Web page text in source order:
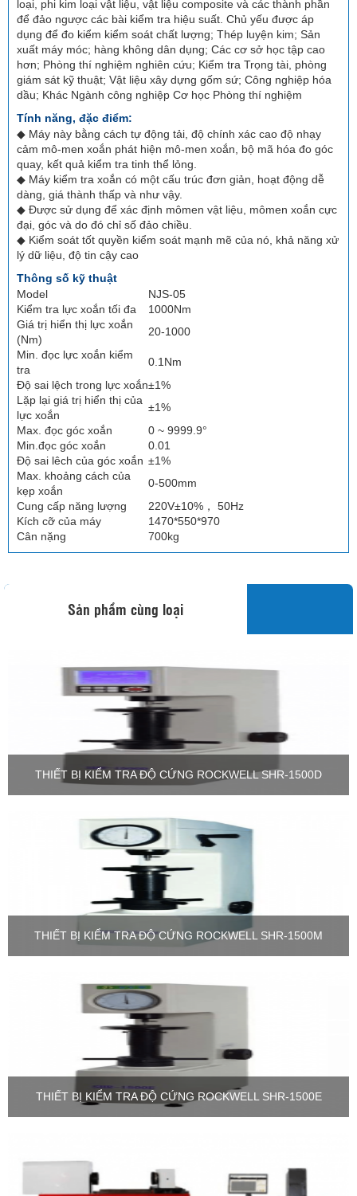
loại, phi kim loại vật liệu, vật liệu composite và các thành phần
để đảo ngược các bài kiểm tra hiệu suất. Chủ yếu được áp
dụng để đo kiểm kiểm soát chất lượng; Thép luyện kim; Sản
xuất máy móc; hàng không dân dụng; Các cơ sở học tập cao
hơn; Phòng thí nghiệm nghiên cứu; Kiểm tra Trọng tài, phòng
giám sát kỹ thuật; Vật liệu xây dựng gốm sứ; Công nghiệp hóa
dầu; Khác Ngành công nghiệp Cơ học Phòng thí nghiệm
Tính năng, đặc điểm:
◆ Máy này bằng cách tự động tải, độ chính xác cao độ nhạy
cảm mô-men xoắn phát hiện mô-men xoắn, bộ mã hóa đo góc
quay, kết quả kiểm tra tinh thể lỏng.
◆ Máy kiểm tra xoắn có một cấu trúc đơn giản, hoạt động dễ
dàng, giá thành thấp và như vậy.
◆ Được sử dụng để xác định mômen vật liệu, mômen xoắn cực
đại, góc và do đó chỉ số đảo chiều.
◆ Kiểm soát tốt quyền kiểm soát mạnh mẽ của nó, khả năng xử
lý dữ liệu, độ tin cậy cao
Thông số kỹ thuật
Model
NJS-05
Kiểm tra lực xoắn tối đa
1000Nm
Giá trị hiển thị lực xoắn
(Nm)
20-1000
Min. đọc lực xoắn kiểm
tra
0.1Nm
Độ sai lệch trong lực xoắn±1%
Lặp lại giá trị hiển thị của
lực xoắn
±1%
Max. đọc góc xoắn
0 ~ 9999.9°
Min.đọc góc xoắn
0.01
Độ sai lêch của góc xoắn ±1%
Max. khoảng cách của
kẹp xoắn
0-500mm
Cung cấp năng lượng
220V±10%， 50Hz
Kích cỡ của máy
1470*550*970
Cân nặng
700kg
Sản phẩm cùng loại
THIẾT BỊ KIỂM TRA ĐỘ CỨNG ROCKWELL SHR-1500D
THIẾT BỊ KIỂM TRA ĐỘ CỨNG ROCKWELL SHR-1500M
THIẾT BỊ KIỂM TRA ĐỘ CỨNG ROCKWELL SHR-1500E